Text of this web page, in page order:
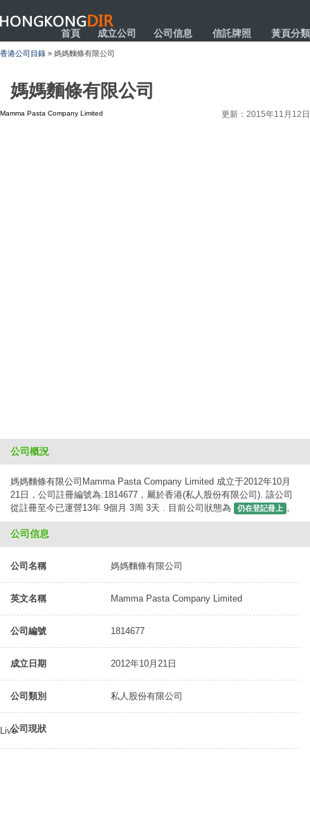
HONGKONGDIR
首頁 成立公司 公司信息 信託牌照 黃頁分類
香港公司目錄 » 媽媽麵條有限公司
媽媽麵條有限公司
Mamma Pasta Company Limited 更新：2015年11月12日
公司概況
媽媽麵條有限公司Mamma Pasta Company Limited 成立于2012年10月
21日，公司註冊編號為:1814677，屬於香港(私人股份有限公司). 該公司
從註冊至今已運營13年 9個月 3周 3天 . 目前公司狀態為
仍在登記冊上 。
公司信息
公司名稱 媽媽麵條有限公司
英文名稱 Mamma Pasta Company Limited
公司編號 1814677
成立日期 2012年10月21日
公司類別 私人股份有限公司
公司現狀
Live